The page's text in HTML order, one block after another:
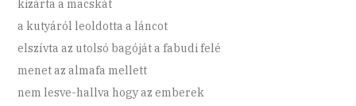
kizárta a macskát
a kutyáról leoldotta a láncot
elszívta az utolsó bagóját a fabudi felé
menet az almafa mellett
nem lesve-hallva hogy az emberek